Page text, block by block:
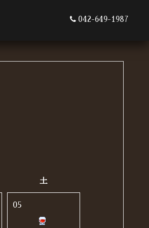
042-649-1987
土
05